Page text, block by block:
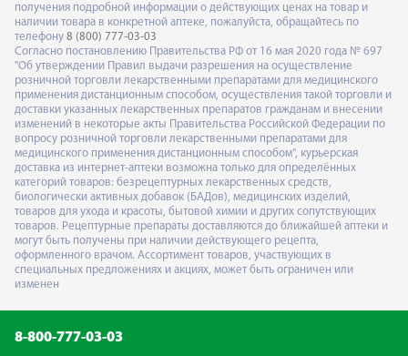
получения подробной информации о действующих ценах на товар и
наличии товара в конкретной аптеке, пожалуйста, обращайтесь по
телефону 8 (800) 777-03-03
Согласно постановлению Правительства РФ от 16 мая 2020 года № 697
"Об утверждении Правил выдачи разрешения на осуществление
розничной торговли лекарственными препаратами для медицинского
применения дистанционным способом, осуществления такой торговли и
доставки указанных лекарственных препаратов гражданам и внесении
изменений в некоторые акты Правительства Российской Федерации по
вопросу розничной торговли лекарственными препаратами для
медицинского применения дистанционным способом", курьерская
доставка из интернет-аптеки возможна только для определённых
категорий товаров: безрецептурных лекарственных средств,
биологически активных добавок (БАДов), медицинских изделий,
товаров для ухода и красоты, бытовой химии и других сопутствующих
товаров. Рецептурные препараты доставляются до ближайшей аптеки и
могут быть получены при наличии действующего рецепта,
оформленного врачом. Ассортимент товаров, участвующих в
специальных предложениях и акциях, может быть ограничен или
изменен
8-800-777-03-03